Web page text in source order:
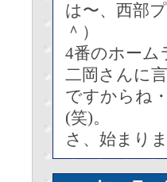
は〜、西部
＾）
4番のホーム
二岡さんに
ですからね
(笑)。
さ、始まり